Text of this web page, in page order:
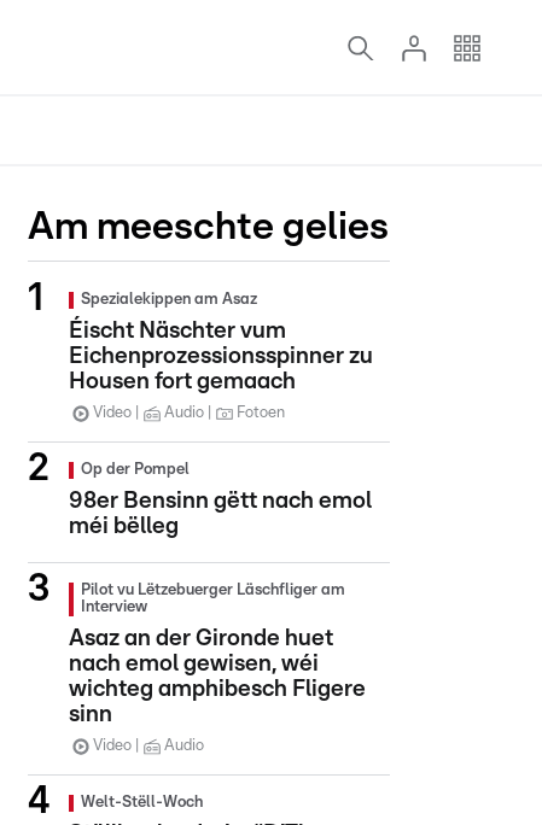
Am meeschte gelies
Spezialekippen am Asaz
Éischt Näschter vum
Eichenprozessionsspinner zu
Housen fort gemaach
Video Audio Fotoen
Op der Pompel
98er Bensinn gëtt nach emol
méi bëlleg
Pilot vu Lëtzebuerger Läschfliger am
Interview
Asaz an der Gironde huet
nach emol gewisen, wéi
wichteg amphibesch Fligere
sinn
Video Audio
Welt-Stëll-Woch